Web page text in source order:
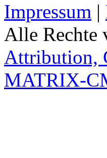
Impressum |
Alle Rechte
Attribution,
MATRIX-